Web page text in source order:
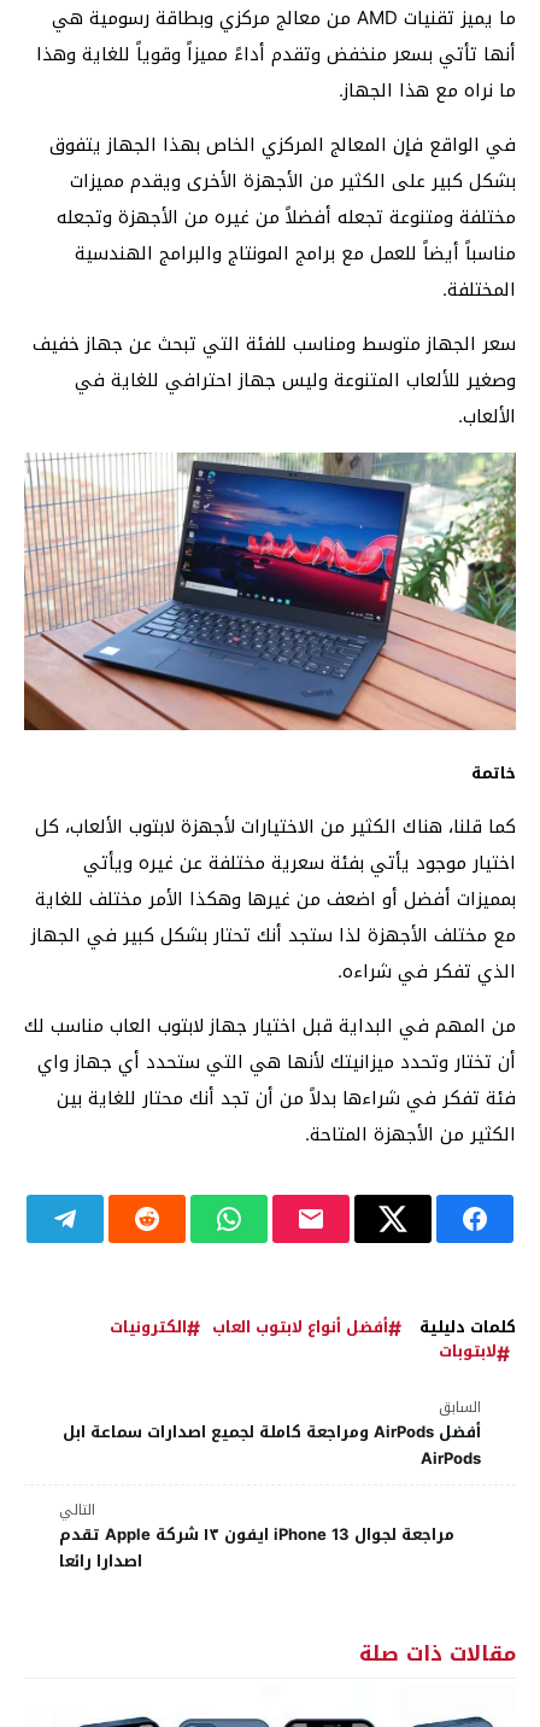
ما يميز تقنيات AMD من معالج مركزي وبطاقة رسومية هي
أنها تأتي بسعر منخفض وتقدم أداءً مميزاً وقوياً للغاية وهذا
ما نراه مع هذا الجهاز.
في الواقع فإن المعالج المركزي الخاص بهذا الجهاز يتفوق
بشكل كبير على الكثير من الأجهزة الأخرى ويقدم مميزات
مختلفة ومتنوعة تجعله أفضلاً من غيره من الأجهزة وتجعله
مناسباً أيضاً للعمل مع برامج المونتاج والبرامج الهندسية
المختلفة.
سعر الجهاز متوسط ومناسب للفئة التي تبحث عن جهاز خفيف
وصغير للألعاب المتنوعة وليس جهاز احترافي للغاية في
الألعاب.
خاتمة
كما قلنا، هناك الكثير من الاختيارات لأجهزة لابتوب الألعاب، كل
اختيار موجود يأتي بفئة سعرية مختلفة عن غيره ويأتي
بمميزات أفضل أو اضعف من غيرها وهكذا الأمر مختلف للغاية
مع مختلف الأجهزة لذا ستجد أنك تحتار بشكل كبير في الجهاز
الذي تفكر في شراءه.
من المهم في البداية قبل اختيار جهاز لابتوب العاب مناسب لك
أن تختار وتحدد ميزانيتك لأنها هي التي ستحدد أي جهاز واي
فئة تفكر في شراءها بدلاً من أن تجد أنك محتار للغاية بين
الكثير من الأجهزة المتاحة.
كلمات دليلية أفضل أنواع لابتوب العاب
الكترونيات
لابتوبات
السابق
أفضل AirPods ومراجعة كاملة لجميع اصدارات سماعة ابل
AirPods
التالي
مراجعة لجوال iPhone 13 ايفون ١٣ شركة Apple تقدم
اصدارا رائعا
مقالات ذات صلة